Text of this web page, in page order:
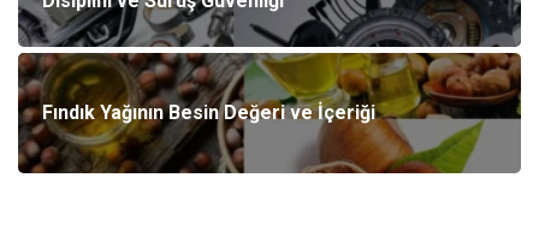
Fındık Yağının Besin Değeri ve İçeriği